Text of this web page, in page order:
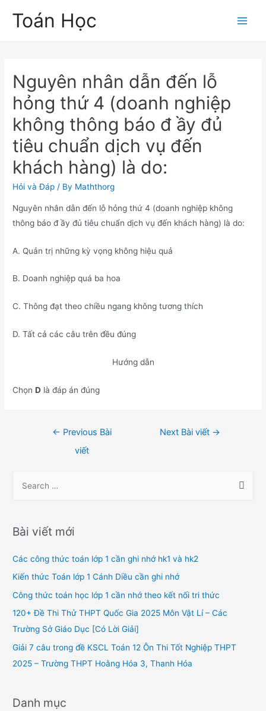
Toán Học
Nguyên nhân dẫn đến lỗ
hỏng thứ 4 (doanh nghiệp
không thông báo đ ầy đủ
tiêu chuẩn dịch vụ đến
khách hàng) là do:
Hỏi và Đáp / By Maththorg
Nguyên nhân dẫn đến lỗ hỏng thứ 4 (doanh nghiệp không
thông báo đ ầy đủ tiêu chuẩn dịch vụ đến khách hàng) là do:
A. Quản trị những kỳ vọng không hiệu quả
B. Doanh nghiệp quá ba hoa
C. Thông đạt theo chiều ngang không tương thích
D. Tất cả các câu trên đều đúng
Hướng dẫn
ChọnD là đáp án đúng
← Previous Bài
viết
Next Bài viết →
r
h
f
o
Bài viết mới
Các công thức toán lớp 1 cần ghi nhớ hk1 và hk2
Kiến thức Toán lớp 1 Cánh Diều cần ghi nhớ
Công thức toán học lớp 1 cần nhớ theo kết nối tri thức
120+ Đề Thi Thử THPT Quốc Gia 2025 Môn Vật Lí – Các
Trường Sở Giáo Dục [Có Lời Giải]
Giải 7 câu trong đề KSCL Toán 12 Ôn Thi Tốt Nghiệp THPT
2025 – Trường THPT Hoằng Hóa 3, Thanh Hóa
Danh mục